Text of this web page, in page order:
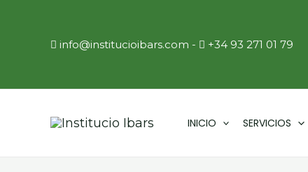
contenidoinfo@institucioibars.com ​ - +34 93 271 01 79
INICIO SERVICIOS